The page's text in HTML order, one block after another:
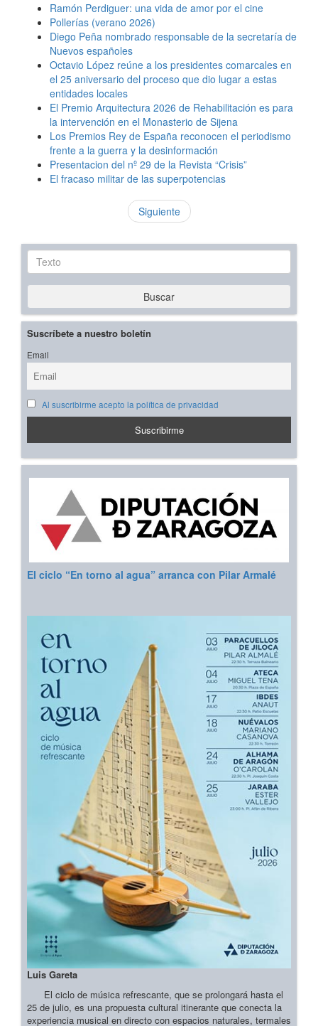
Ramón Perdiguer: una vida de amor por el cine
Pollerías (verano 2026)
Diego Peña nombrado responsable de la secretaría de
Nuevos españoles
Octavio López reúne a los presidentes comarcales en
el 25 aniversario del proceso que dio lugar a estas
entidades locales
El Premio Arquitectura 2026 de Rehabilitación es para
la intervención en el Monasterio de Sijena
Los Premios Rey de España reconocen el periodismo
frente a la guerra y la desinformación
Presentacion del nº 29 de la Revista “Crisis”
El fracaso militar de las superpotencias
Siguiente
Texto
Buscar
Suscríbete a nuestro boletín
Email
Al suscribirme acepto la política de privacidad
El ciclo “En torno al agua” arranca con Pilar Armalé
Luis Gareta
El ciclo de música refrescante, que se prolongará hasta el
25 de julio, es una propuesta cultural itinerante que conecta la
experiencia musical en directo con espacios naturales, termales